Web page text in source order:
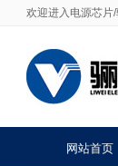
欢迎进入电源芯片
网站首页